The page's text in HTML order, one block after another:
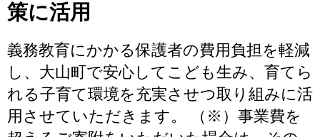
策に活用
義務教育にかかる保護者の費用負担を軽減
し、大山町で安心してこども生み、育てら
れる子育て環境を充実させつ取り組みに活
用させていただきます。 （※）事業費を